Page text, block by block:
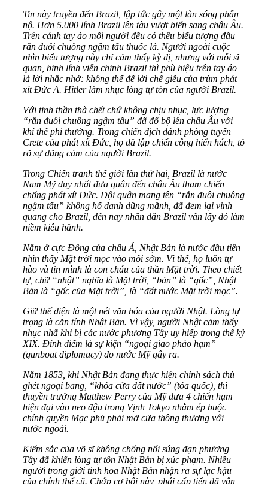
Tin này truyền đến Brazil, lập tức gây một làn sóng phẫn
nộ. Hơn 5.000 lính Brazil lên tàu vượt biển sang châu Âu.
Trên cánh tay áo mỗi người đều có thêu biểu tượng đầu
rắn đuôi chuông ngậm tẩu thuốc lá. Người ngoài cuộc
nhìn biểu tượng này chỉ cảm thấy kỳ dị, nhưng với mỗi sĩ
quan, binh lính viễn chinh Brazil thì phù hiệu trên tay áo
là lời nhắc nhở: không thể để lời chế giễu của trùm phát
xít Đức A. Hitler làm nhục lòng tự tôn của người Brazil.
Với tinh thần thà chết chứ không chịu nhục, lực lượng
“rắn đuôi chuông ngậm tẩu” đã đổ bộ lên châu Âu với
khí thế phi thường. Trong chiến dịch đánh phòng tuyến
Crete của phát xít Đức, họ đã lập chiến công hiển hách, tỏ
rõ sự dũng cảm của người Brazil.
Trong Chiến tranh thế giới lần thứ hai, Brazil là nước
Nam Mỹ duy nhất đưa quân đến châu Âu tham chiến
chống phát xít Đức. Đội quân mang tên “rắn đuôi chuông
ngậm tẩu” không hổ danh dũng mãnh, đã đem lại vinh
quang cho Brazil, đến nay nhân dân Brazil vẫn lấy đó làm
niềm kiêu hãnh.
Nằm ở cực Đông của châu Á, Nhật Bản là nước đầu tiên
nhìn thấy Mặt trời mọc vào mỗi sớm. Vì thế, họ luôn tự
hào và tin mình là con cháu của thần Mặt trời. Theo chiết
tự, chữ “nhật” nghĩa là Mặt trời, “bản” là “gốc”, Nhật
Bản là “gốc của Mặt trời”, là “đất nước Mặt trời mọc”.
Giữ thể diện là một nét văn hóa của người Nhật. Lòng tự
trọng là căn tính Nhật Bản. Vì vậy, người Nhật cảm thấy
nhục nhã khi bị các nước phương Tây uy hiếp trong thế kỷ
XIX. Đỉnh điểm là sự kiện “ngoại giao pháo hạm”
(gunboat diplomacy) do nước Mỹ gây ra.
Năm 1853, khi Nhật Bản đang thực hiện chính sách thù
ghét ngoại bang, “khóa cửa đất nước” (tỏa quốc), thì
thuyền trưởng Matthew Perry của Mỹ đưa 4 chiến hạm
hiện đại vào neo đậu trong Vịnh Tokyo nhằm ép buộc
chính quyền Mạc phủ phải mở cửa thông thương với
nước ngoài.
Kiếm sắc của võ sĩ không chống nổi súng đạn phương
Tây đã khiến lòng tự tôn Nhật Bản bị xúc phạm. Nhiều
người trong giới tinh hoa Nhật Bản nhận ra sự lạc hậu
của chính thể cũ. Chớp cơ hội này, phái cấp tiến đã vận